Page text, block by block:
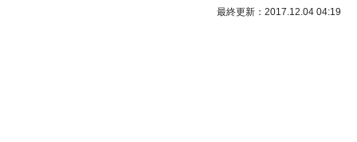
最終更新：2017.12.04 04:19